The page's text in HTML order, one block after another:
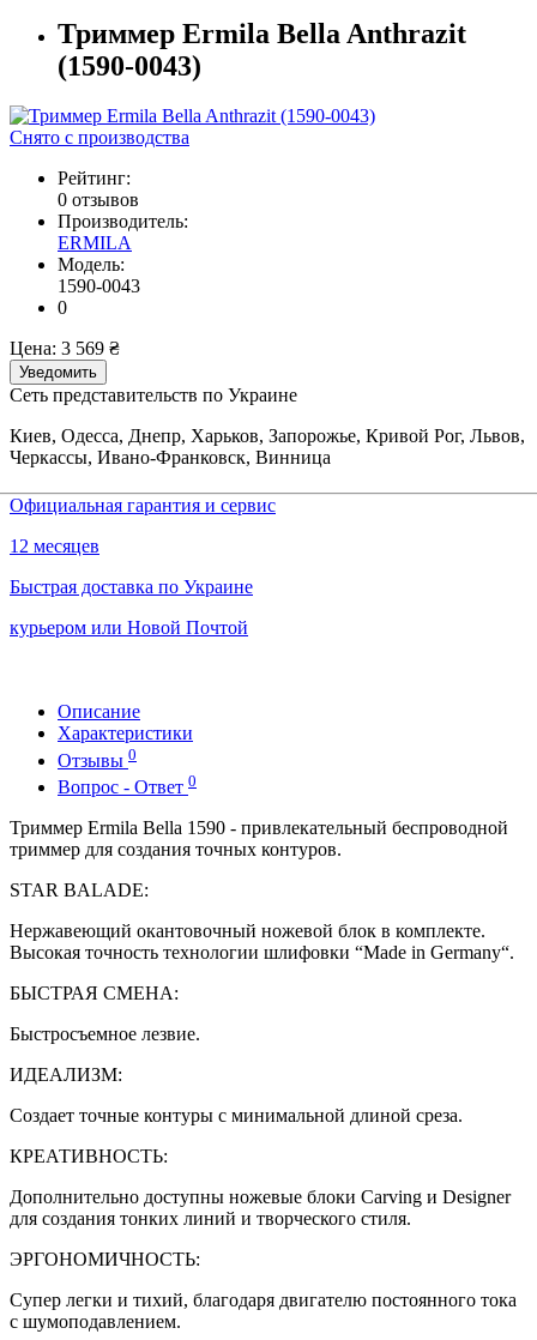
Триммер Ermila Bella Anthrazit
(1590-0043)
Снято с производства
Рейтинг:
0 отзывов
Производитель:
ERMILA
Модель:
1590-0043
0
Цена: 3 569 ₴
Уведомить
Сеть представительств по Украине
Киев, Одесса, Днепр, Харьков, Запорожье, Кривой Рог, Львов,
Черкассы, Ивано-Франковск, Винница
Официальная гарантия и сервис
12 месяцев
Быстрая доставка по Украине
курьером или Новой Почтой
Описание
Характеристики
Отзывы 0
Вопрос - Ответ 0
Триммер Ermila Bella 1590 - привлекательный беспроводной
триммер для создания точных контуров.
STAR BALADE:
Нержавеющий окантовочный ножевой блок в комплекте.
Высокая точность технологии шлифовки “Made in Germany“.
БЫСТРАЯ СМЕНА:
Быстросъемное лезвие.
ИДЕАЛИЗМ:
Создает точные контуры с минимальной длиной среза.
КРЕАТИВНОСТЬ:
Дополнительно доступны ножевые блоки Carving и Designer
для создания тонких линий и творческого стиля.
ЭРГОНОМИЧНОСТЬ:
Супер легки и тихий, благодаря двигателю постоянного тока
с шумоподавлением.